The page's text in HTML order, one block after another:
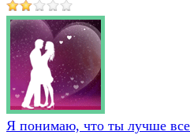
Я понимаю, что ты лучше